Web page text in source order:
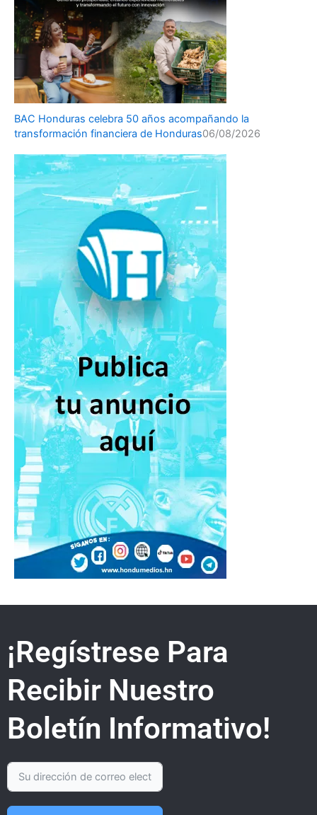
BAC Honduras celebra 50 años acompañando la
transformación financiera de Honduras06/08/2026
¡Regístrese Para
Recibir Nuestro
Boletín Informativo!